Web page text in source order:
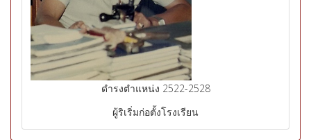
ดำรงตำแหน่ง 2522-2528
ผู้ริเริ่มก่อตั้งโรงเรียน